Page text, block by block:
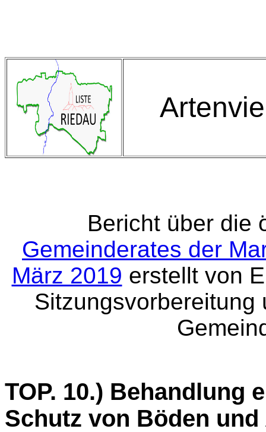
Bericht über die
Gemeinderates der
März 2019 erstellt von
Sitzungsvorbereitung
TOP. 10.) Behandlung
Schutz von Böden